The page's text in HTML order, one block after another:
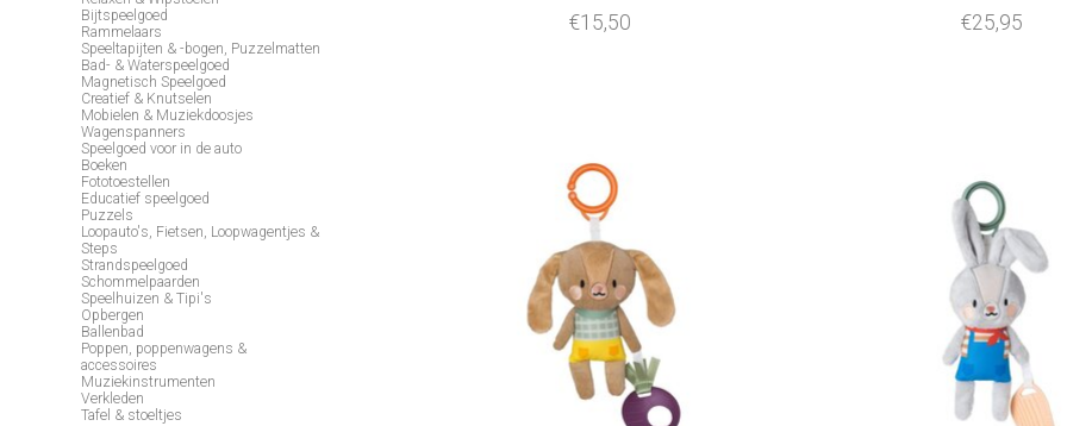
Bijtspeelgoed
Rammelaars
Speeltapijten & -bogen, Puzzelmatten
Bad- & Waterspeelgoed
Magnetisch Speelgoed
Creatief & Knutselen
Mobielen & Muziekdoosjes
Wagenspanners
Speelgoed voor in de auto
Boeken
Fototoestellen
Educatief speelgoed
Puzzels
Loopauto's, Fietsen, Loopwagentjes &
Steps
Strandspeelgoed
Schommelpaarden
Speelhuizen & Tipi's
Opbergen
Ballenbad
Poppen, poppenwagens &
accessoires
Muziekinstrumenten
Verkleden
Tafel & stoeltjes
€15,50
€25,95